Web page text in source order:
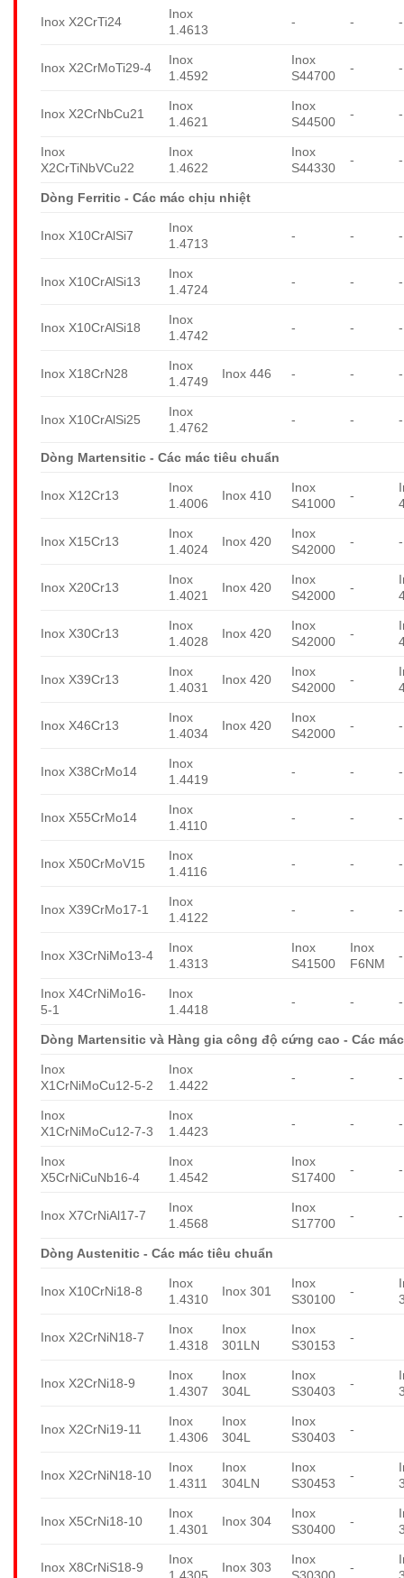
Inox X2CrTi24
Inox
1.4613
- - -
Inox X2CrMoTi29-4
Inox
1.4592
Inox
S44700
- -
Inox X2CrNbCu21
Inox
1.4621
Inox
S44500
- -
Inox
X2CrTiNbVCu22
Inox
1.4622
Inox
S44330
- -
Dòng Ferritic - Các mác chịu nhiệt
Inox X10CrAlSi7
Inox
1.4713
- - -
Inox X10CrAlSi13
Inox
1.4724
- - -
Inox X10CrAlSi18
Inox
1.4742
- - -
Inox X18CrN28
Inox
1.4749
Inox 446 - - -
Inox X10CrAlSi25
Inox
1.4762
- - -
Dòng Martensitic - Các mác tiêu chuẩn
Inox X12Cr13
Inox
1.4006
Inox 410
Inox
S41000
-
Inox X15Cr13
Inox
1.4024
Inox 420
Inox
S42000
- -
Inox X20Cr13
Inox
1.4021
Inox 420
Inox
S42000
-
Inox X30Cr13
Inox
1.4028
Inox 420
Inox
S42000
-
Inox X39Cr13
Inox
1.4031
Inox 420
Inox
S42000
-
Inox X46Cr13
Inox
1.4034
Inox 420
Inox
S42000
- -
Inox X38CrMo14
Inox
1.4419
- - -
Inox X55CrMo14
Inox
1.4110
- - -
Inox X50CrMoV15
Inox
1.4116
- - -
Inox X39CrMo17-1
Inox
1.4122
- - -
Inox X3CrNiMo13-4
Inox
1.4313
Inox
S41500
Inox
F6NM
-
Inox X4CrNiMo16-
5-1
Inox
1.4418
- - -
Dòng Martensitic và Hàng gia công độ cứng cao - Các
Inox
X1CrNiMoCu12-5-2
Inox
1.4422
- - -
Inox
X1CrNiMoCu12-7-3
Inox
1.4423
- - -
Inox
X5CrNiCuNb16-4
Inox
1.4542
Inox
S17400
- -
Inox X7CrNiAl17-7
Inox
1.4568
Inox
S17700
- -
Dòng Austenitic - Các mác tiêu chuẩn
Inox X10CrNi18-8
Inox
1.4310
Inox 301
Inox
S30100
-
Inox X2CrNiN18-7
Inox
1.4318
Inox
301LN
Inox
S30153
-
Inox X2CrNi18-9
Inox
1.4307
Inox
304L
Inox
S30403
-
Inox X2CrNi19-11
Inox
1.4306
Inox
304L
Inox
S30403
-
Inox X2CrNiN18-10
Inox
1.4311
Inox
304LN
Inox
S30453
-
Inox X5CrNi18-10
Inox
1.4301
Inox 304
Inox
S30400
-
Inox X8CrNiS18-9
Inox
1.4305
Inox 303
Inox
S30300
-